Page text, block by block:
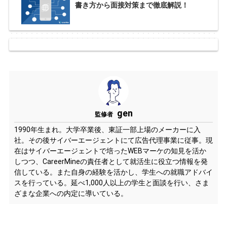
書き方から面接対策まで徹底解説！
監修者 gen
1990年生まれ。大学卒業後、東証一部上場のメーカーに入
社。その後サイバーエージェントにて広告代理事業に従事。現
在はサイバーエージェントで培ったWEBマーケの知見を活か
しつつ、CareerMineの責任者として就活生に役立つ情報を発
信している。また自身の経験を活かし、学生への就職アドバイ
スを行っている。延べ1,000人以上の学生と面談を行い、さま
ざまな企業への内定に導いている。